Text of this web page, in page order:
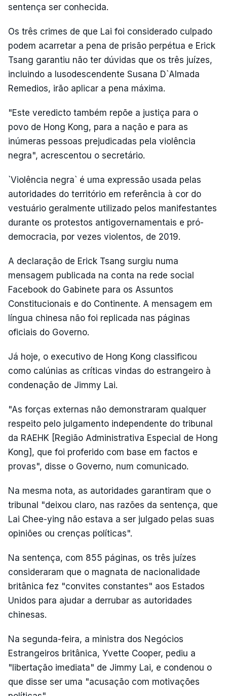
sentença ser conhecida.
Os três crimes de que Lai foi considerado culpado
podem acarretar a pena de prisão perpétua e Erick
Tsang garantiu não ter dúvidas que os três juízes,
incluindo a lusodescendente Susana D`Almada
Remedios, irão aplicar a pena máxima.
"Este veredicto também repõe a justiça para o
povo de Hong Kong, para a nação e para as
inúmeras pessoas prejudicadas pela violência
negra", acrescentou o secretário.
`Violência negra` é uma expressão usada pelas
autoridades do território em referência à cor do
vestuário geralmente utilizado pelos manifestantes
durante os protestos antigovernamentais e pró-
democracia, por vezes violentos, de 2019.
A declaração de Erick Tsang surgiu numa
mensagem publicada na conta na rede social
Facebook do Gabinete para os Assuntos
Constitucionais e do Continente. A mensagem em
língua chinesa não foi replicada nas páginas
oficiais do Governo.
Já hoje, o executivo de Hong Kong classificou
como calúnias as críticas vindas do estrangeiro à
condenação de Jimmy Lai.
"As forças externas não demonstraram qualquer
respeito pelo julgamento independente do tribunal
da RAEHK [Região Administrativa Especial de Hong
Kong], que foi proferido com base em factos e
provas", disse o Governo, num comunicado.
Na mesma nota, as autoridades garantiram que o
tribunal "deixou claro, nas razões da sentença, que
Lai Chee-ying não estava a ser julgado pelas suas
opiniões ou crenças políticas".
Na sentença, com 855 páginas, os três juízes
consideraram que o magnata de nacionalidade
britânica fez "convites constantes" aos Estados
Unidos para ajudar a derrubar as autoridades
chinesas.
Na segunda-feira, a ministra dos Negócios
Estrangeiros britânica, Yvette Cooper, pediu a
"libertação imediata" de Jimmy Lai, e condenou o
que disse ser uma "acusação com motivações